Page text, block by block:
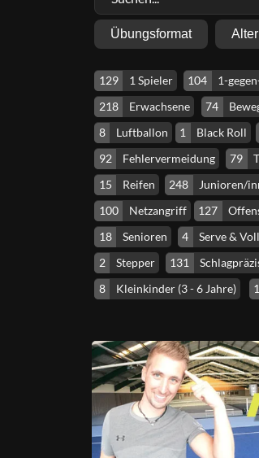
Übungsformat Alter
129 1 Spieler 104 1-
218
Erwachsene 74
8
Luftballon 1 Black Roll
92
Fehlervermeidung 79
15
Reifen 248 Junioren/
100
Netzangriff 127
18
Senioren 4 Serve &
2
Stepper 131
8
Kleinkinder (3 - 6 Jahre)